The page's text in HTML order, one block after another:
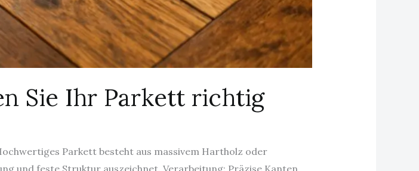
Sie Ihr Parkett richtig
Parkett besteht aus massivem Hartholz oder